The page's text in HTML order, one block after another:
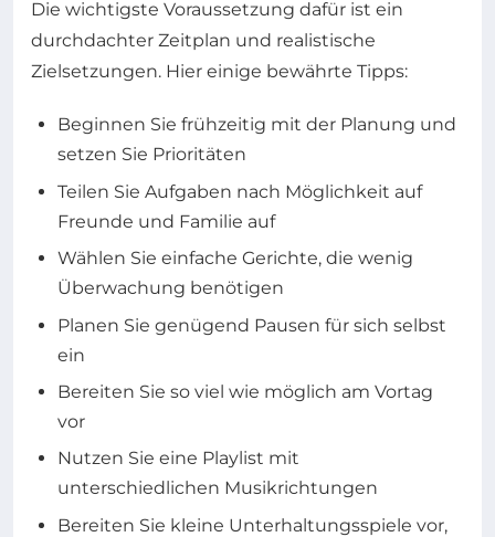
Die wichtigste Voraussetzung dafür ist ein
durchdachter Zeitplan und realistische
Zielsetzungen. Hier einige bewährte Tipps:
Beginnen Sie frühzeitig mit der Planung und
setzen Sie Prioritäten
Teilen Sie Aufgaben nach Möglichkeit auf
Freunde und Familie auf
Wählen Sie einfache Gerichte, die wenig
Überwachung benötigen
Planen Sie genügend Pausen für sich selbst
ein
Bereiten Sie so viel wie möglich am Vortag
vor
Nutzen Sie eine Playlist mit
unterschiedlichen Musikrichtungen
Bereiten Sie kleine Unterhaltungsspiele vor,